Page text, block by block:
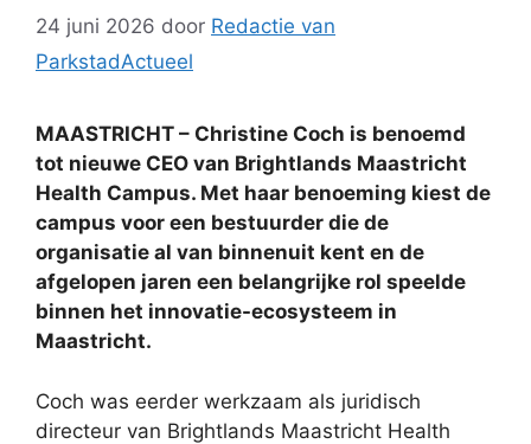
24 juni 2026 door Redactie van
ParkstadActueel
MAASTRICHT – Christine Coch is benoemd
tot nieuwe CEO van Brightlands Maastricht
Health Campus. Met haar benoeming kiest de
campus voor een bestuurder die de
organisatie al van binnenuit kent en de
afgelopen jaren een belangrijke rol speelde
binnen het innovatie-ecosysteem in
Maastricht.
Coch was eerder werkzaam als juridisch
directeur van Brightlands Maastricht Health